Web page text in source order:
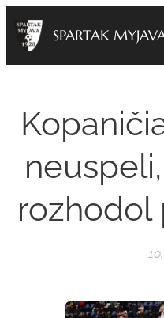
SPARTAK
rozhodol